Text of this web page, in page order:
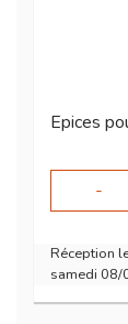
Epices
-
Réception
samedi 08/